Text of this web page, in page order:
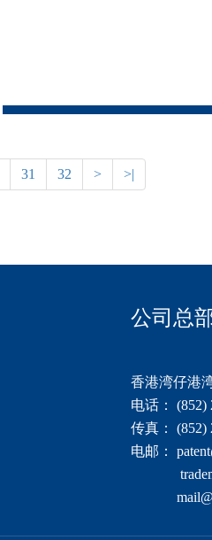
31 32 > >|
公司总
香港湾仔港
电话： (852)
传真： (852)
电邮：